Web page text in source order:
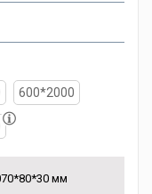
600*2000
мм